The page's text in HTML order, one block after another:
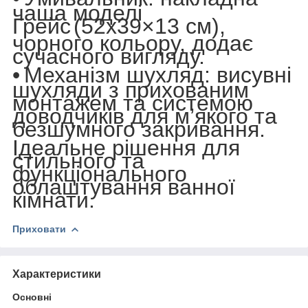
чаша моделі
Грейс(52х39×13 см),
чорного кольору, додає
сучасного вигляду.
•Механізм шухляд: висувні
шухляди з прихованим
монтажем та системою
доводчиків для м’якого та
безшумного закривання.
Ідеальне рішення для
стильного та
функціонального
облаштування ванної
кімнати.
Приховати
Характеристики
Основні